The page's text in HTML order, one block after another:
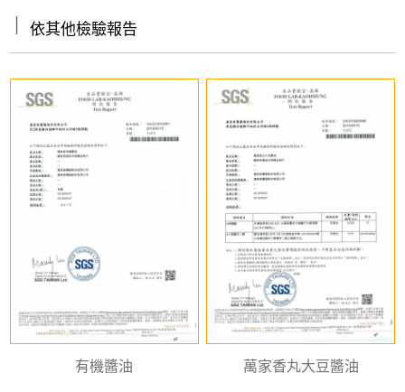
依其他檢驗報告
有機醬油 萬家香丸大豆醬油